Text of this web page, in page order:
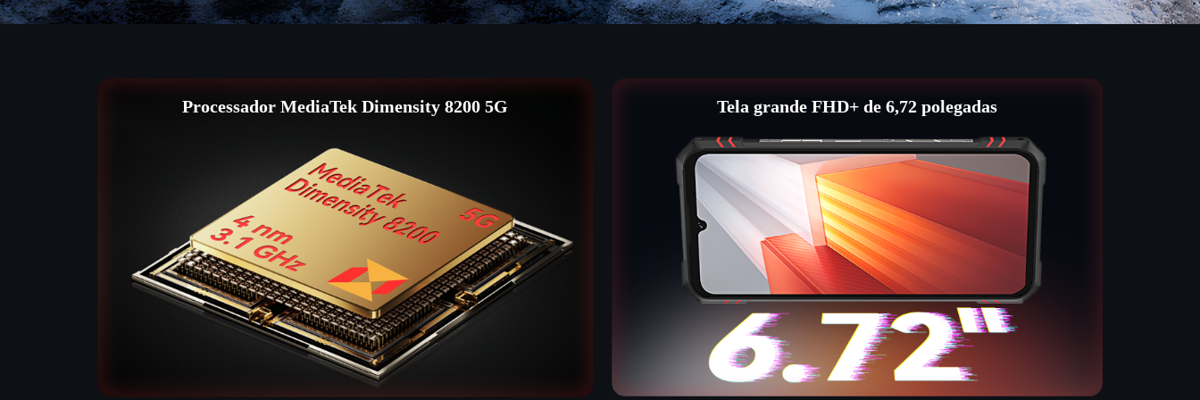
Processador MediaTek Dimensity 8200 5G Tela grande FHD+ de 6,72 polegadas